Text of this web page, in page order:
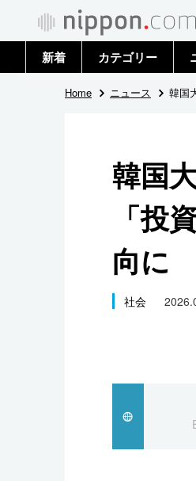
新着 カテゴリー
政治・外交
国際
文化
科学・技術
Home ニュース 韓国
韓国
「投
向に
社会